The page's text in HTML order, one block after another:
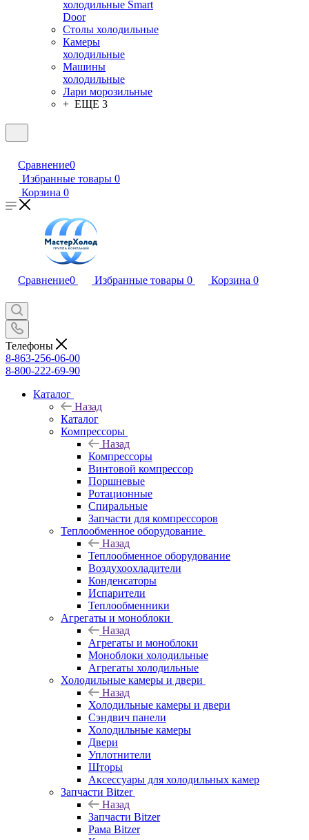
холодильные Smart
Door
Столы холодильные
Камеры
холодильные
Машины
холодильные
Лари морозильные
+ ЕЩЕ 3
Сравнение0
Избранные товары 0
Корзина 0
Сравнение0 Избранные товары 0 Корзина 0
Телефоны
8-863-256-06-00
8-800-222-69-90
Каталог
Назад
Каталог
Компрессоры
Назад
Компрессоры
Винтовой компрессор
Поршневые
Ротационные
Спиральные
Запчасти для компрессоров
Теплообменное оборудование
Назад
Теплообменное оборудование
Воздухоохладители
Конденсаторы
Испарители
Теплообменники
Агрегаты и моноблоки
Назад
Агрегаты и моноблоки
Моноблоки холодильные
Агрегаты холодильные
Холодильные камеры и двери
Назад
Холодильные камеры и двери
Сэндвич панели
Холодильные камеры
Двери
Уплотнители
Шторы
Аксессуары для холодильных камер
Запчасти Bitzer
Назад
Запчасти Bitzer
Рама Bitzer